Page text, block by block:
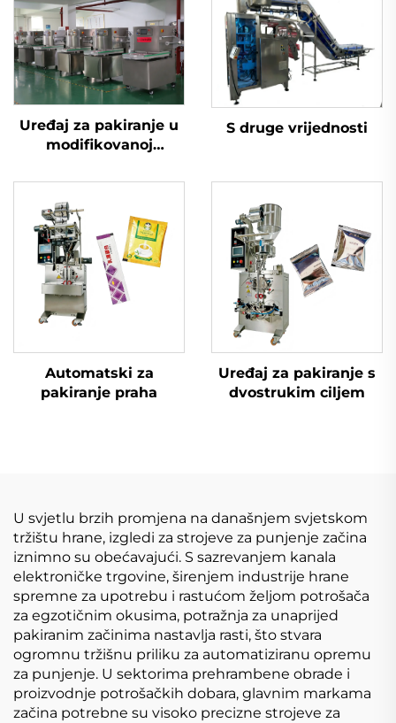
Uređaj za pakiranje u
modifikovanoj
S druge vrijednosti
Automatski za
pakiranje praha
Uređaj za pakiranje s
dvostrukim ciljem
U svjetlu brzih promjena na današnjem svjetskom
tržištu hrane, izgledi za strojeve za punjenje začina
iznimno su obećavajući. S sazrevanjem kanala
elektroničke trgovine, širenjem industrije hrane
spremne za upotrebu i rastućom željom potrošača
za egzotičnim okusima, potražnja za unaprijed
pakiranim začinima nastavlja rasti, što stvara
ogromnu tržišnu priliku za automatiziranu opremu
za punjenje. U sektorima prehrambene obrade i
proizvodnje potrošačkih dobara, glavnim markama
začina potrebne su visoko precizne strojeve za